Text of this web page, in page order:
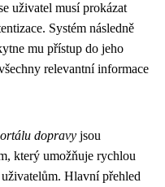
uživatel musí prokázat
Systém následně
mu přístup do jeho
relevantní informace
dopravy jsou
který umožňuje rychlou
Hlavní přehled